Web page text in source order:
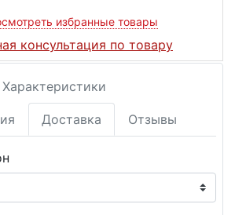
избранные товары
консультация по товару
Характеристики
Доставка Отзывы